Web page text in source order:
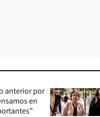
anterior por
en